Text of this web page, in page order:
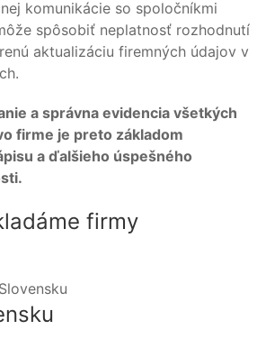
komunikácie so spoločníkmi
spôsobiť neplatnosť rozhodnutí
aktualizáciu firemných údajov v
a správna evidencia všetkých
firme je preto základom
a ďalšieho úspešného
firmy